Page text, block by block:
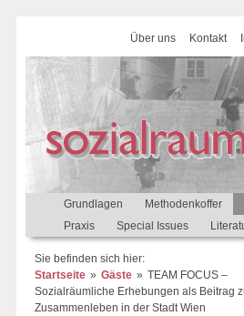
Über uns Kontakt
Grundlagen Methodenkoffer
Praxis
Special Issues
Sie befinden sich hier:
Startseite
Gäste
TEAM FOCUS –
Sozialräumliche Erhebungen als Beitrag
Zusammenleben in der Stadt Wien